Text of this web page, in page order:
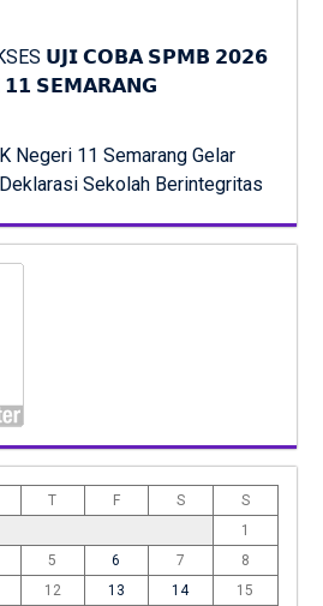
𝗨𝗝𝗜 𝗖𝗢𝗕𝗔 𝗦𝗣𝗠𝗕 𝟮𝟬𝟮𝟲
𝟭𝟭 𝗦𝗘𝗠𝗔𝗥𝗔𝗡𝗚
Negeri 11 Semarang Gelar
Sekolah Berintegritas
T F S
S
1
5 6 7
8
12 13 14
15